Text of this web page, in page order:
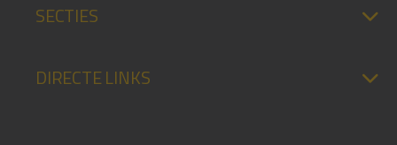
SECTIES
DIRECTE LINKS